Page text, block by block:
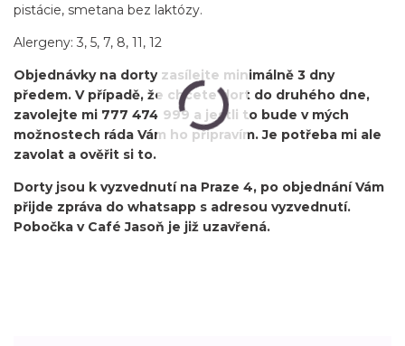
pistácie, smetana bez laktózy.
Alergeny: 3, 5, 7, 8, 11, 12
Objednávky na dorty zasílejte minimálně 3 dny
předem. V případě, že chcete dort do druhého dne,
zavolejte mi 777 474 999 a jestli to bude v mých
možnostech ráda Vám ho připravím. Je potřeba mi ale
zavolat a ověřit si to.
Dorty jsou k vyzvednutí na Praze 4, po objednání Vám
přijde zpráva do whatsapp s adresou vyzvednutí.
Pobočka v Café Jasoň je již uzavřená.